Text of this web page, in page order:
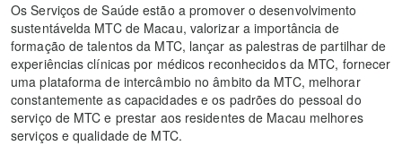
Os Serviços de Saúde estão a promover o desenvolvimento
sustentávelda MTC de Macau, valorizar a importância de
formação de talentos da MTC, lançar as palestras de partilhar de
experiências clínicas por médicos reconhecidos da MTC, fornecer
uma plataforma de intercâmbio no âmbito da MTC, melhorar
constantemente as capacidades e os padrões do pessoal do
serviço de MTC e prestar aos residentes de Macau melhores
serviços e qualidade de MTC.